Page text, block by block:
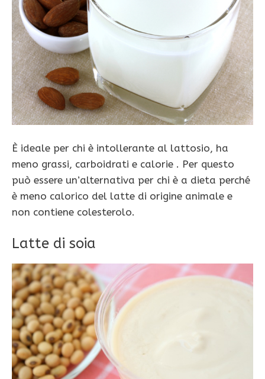
È ideale per chi è intollerante al lattosio, ha
meno grassi, carboidrati e calorie . Per questo
può essere un’alternativa per chi è a dieta perché
è meno calorico del latte di origine animale e
non contiene colesterolo.
Latte di soia